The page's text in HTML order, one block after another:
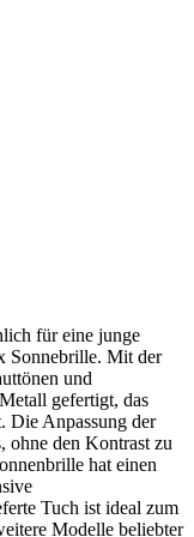
für eine junge
Sonnebrille. Mit der
und
gefertigt, das
Die Anpassung der
ohne den Kontrast zu
hat einen
Tuch ist ideal zum
Modelle beliebter